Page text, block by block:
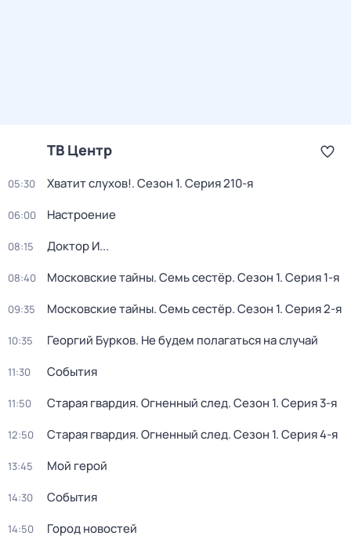
ТВ Центр
05:30 Хватит слухов!. Сезон 1. Серия 210-я
06:00 Настроение
08:15 Доктор И...
08:40 Московские тайны. Семь сестёр. Сезон 1. Серия 1-я
09:35 Московские тайны. Семь сестёр. Сезон 1. Серия 2-я
10:35 Георгий Бурков. Не будем полагаться на случай
11:30 События
11:50 Старая гвардия. Огненный след. Сезон 1. Серия 3-я
12:50 Старая гвардия. Огненный след. Сезон 1. Серия 4-я
13:45 Мой герой
14:30 События
14:50 Город новостей